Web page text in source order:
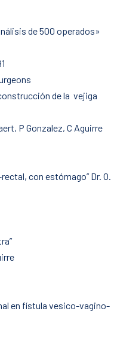
de 500 operados»
de la vejiga
P Gonzalez, C Aguirre
con estómago” Dr. O.
en fístula vesico-vagino-